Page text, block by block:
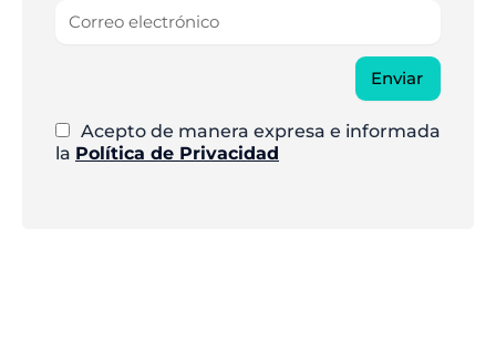
Enviar
Acepto de manera expresa e informada
la Política de Privacidad